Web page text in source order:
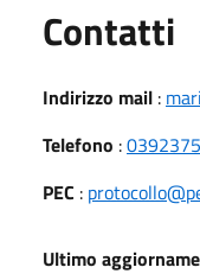
Contatti
Indirizzo mail :
Telefono :
PEC :
Ultimo